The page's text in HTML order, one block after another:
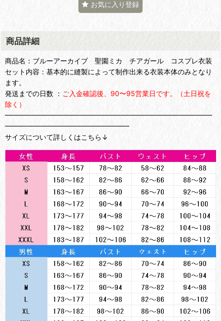
お気に入り登録
商品詳細
商品名：ブルーアーカイブ 聖園ミカ チアガール コスプレ衣装
セット内容：基本的に縫製によって制作出来る衣装本体のみとなり
ます。
発送までの日数 ： ご入金確認後、90〜95営業日です。（土日祝を
除く）
━━━━━━━━━━━━━━━━━━━━━━━━━━━━━━
━━━━━━━━━━━━━━━━━━
サイズについて詳しくはこちら↓